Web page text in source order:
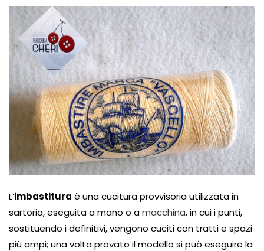
L’imbastitura è una cucitura provvisoria utilizzata in
sartoria, eseguita a mano o amacchina, in cui i punti,
sostituendo i definitivi, vengono cuciti con tratti e spazi
più ampi; una volta provato il modello si può eseguire la